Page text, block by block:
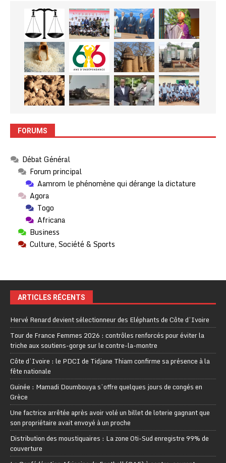
FORUMS
Débat Général
Forum principal
Aamrom le phénomène qui dérange la dictature
Agora
Togo
Africana
Business
Culture, Société & Sports
ARTICLES RÉCENTS
Hervé Renard devient sélectionneur des Eléphants de Côte d’Ivoire
Tour de France Femmes 2026 : contrôles renforcés pour éviter la
triche aux soutiens-gorge sur le contre-la-montre
Côte d’Ivoire : le PDCI de Tidjane Thiam confirme sa présence à la
fête nationale
Guinée : Mamadi Doumbouya s’offre quelques jours de congés en
Grèce
Une factrice arrêtée après avoir volé un billet de loterie gagnant que
son propriétaire avait envoyé à un proche
Distribution des moustiquaires : La zone Oti-Sud enregistre 99% de
couverture